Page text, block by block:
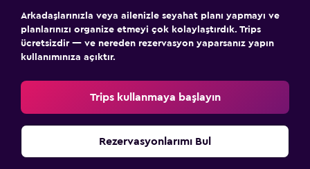
Dış alan
Teras/Veranda
Mangal
Arkadaşlarınızla veya ailenizle seyahat planı yapmayı ve
planlarınızı organize etmeyi çok kolaylaştırdık. Trips
ücretsizdir — ve nereden rezervasyon yaparsanız yapın
kullanımınıza açıktır.
Trips kullanmaya başlayın
Rezervasyonlarımı Bul